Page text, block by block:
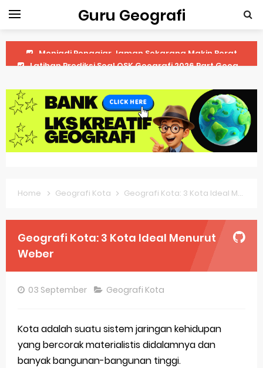
Guru Geografi
Latihan Prediksi Soal OSK Geografi 2026 Part Geografi Ekonomi
Latihan Prediksi Soal OSK Geografi 2026 Part Geografi Budaya
Latihan Prediksi Soal OSK Geografi 2026 Part Dinamika Kota
Pembahasan Soal OSN-K Geografi 2025 No 51-55
Pembahasan Soal OSN-K Geografi 2025 No 41-45
Pembahasan Soal OSN-K Geografi 2025 No 31-35
Pembahasan Soal OSN-K Geografi 2025 No 26-30
Pembahasan Soal OSN-K Geografi 2025 No 16-20
Pembahasan Soal OSN-K Geografi 2025 No 11-15
Home Geografi Kota Geografi Kota: 3 Kota Ideal Menurut Weber
Geografi Kota: 3 Kota Ideal Menurut
Weber
03 September Geografi Kota
Kota adalah suatu sistem jaringan kehidupan
yang bercorak materialistis didalamnya dan
banyak bangunan-bangunan tinggi.